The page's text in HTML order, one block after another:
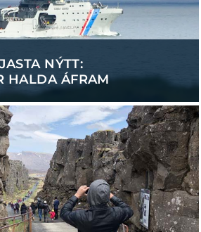
NÝTT:
HALDA ÁFRAM